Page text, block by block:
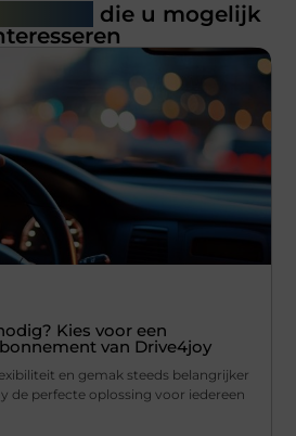
die u mogelijk
Kies voor een
van Drive4joy
en gemak steeds belangrijker
de perfecte oplossing voor iedereen